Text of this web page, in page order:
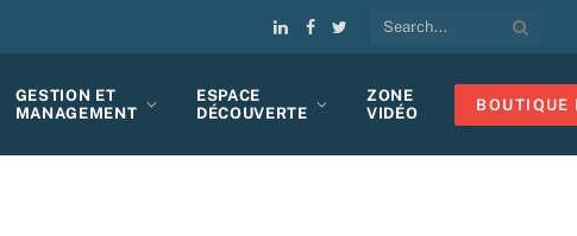
LinkedIn
Facebook
Twitter
GESTION ET
MANAGEMENT
ESPACE
DÉCOUVERTE
ZONE
VIDÉO
BOUTIQUE